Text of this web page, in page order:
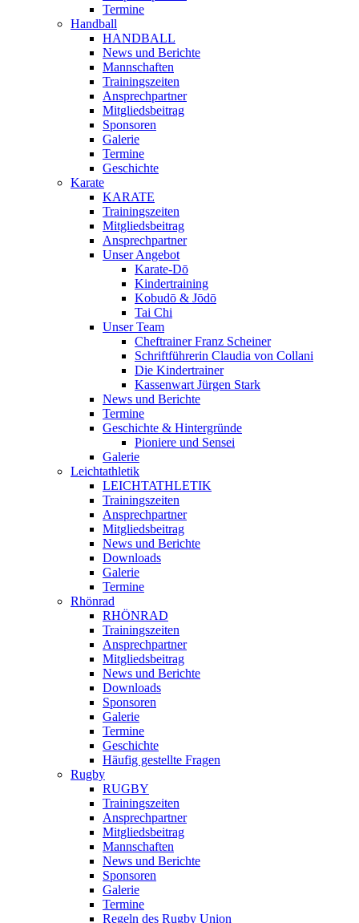
Termine
Handball
HANDBALL
News und Berichte
Mannschaften
Trainingszeiten
Ansprechpartner
Mitgliedsbeitrag
Sponsoren
Galerie
Termine
Geschichte
Karate
KARATE
Trainingszeiten
Mitgliedsbeitrag
Ansprechpartner
Unser Angebot
Karate-Dō
Kindertraining
Kobudō & Jōdō
Tai Chi
Unser Team
Cheftrainer Franz Scheiner
Schriftführerin Claudia von Collani
Die Kindertrainer
Kassenwart Jürgen Stark
News und Berichte
Termine
Geschichte & Hintergründe
Pioniere und Sensei
Galerie
Leichtathletik
LEICHTATHLETIK
Trainingszeiten
Ansprechpartner
Mitgliedsbeitrag
News und Berichte
Downloads
Galerie
Termine
Rhönrad
RHÖNRAD
Trainingszeiten
Ansprechpartner
Mitgliedsbeitrag
News und Berichte
Downloads
Sponsoren
Galerie
Termine
Geschichte
Häufig gestellte Fragen
Rugby
RUGBY
Trainingszeiten
Ansprechpartner
Mitgliedsbeitrag
Mannschaften
News und Berichte
Sponsoren
Galerie
Termine
Regeln des Rugby Union